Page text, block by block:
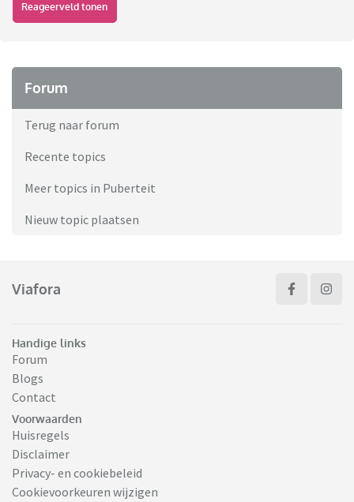
Reageerveld tonen
Forum
Terug naar forum
Recente topics
Meer topics in Puberteit
Nieuw topic plaatsen
Viafora
Handige links
Forum
Blogs
Contact
Voorwaarden
Huisregels
Disclaimer
Privacy- en cookiebeleid
Cookievoorkeuren wijzigen